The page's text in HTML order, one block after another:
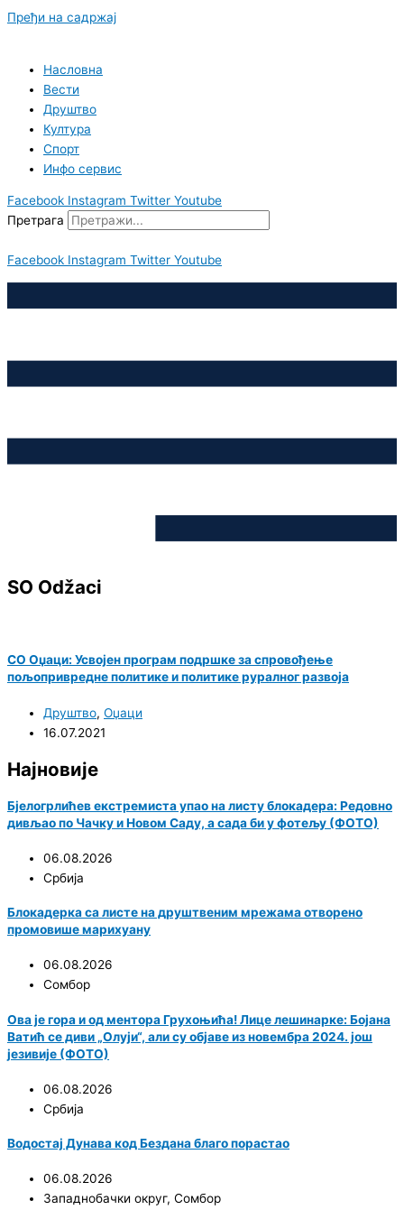
Пређи на садржај
Насловна
Вести
Друштво
Култура
Спорт
Инфо сервис
Facebook Instagram Twitter Youtube
Претрага
Facebook Instagram Twitter Youtube
SO Odžaci
СО Оџаци: Усвојен програм подршке за спровођење
пољопривредне политике и политике руралног развоја
Друштво, Оџаци
16.07.2021
Најновије
Бјелогрлићев екстремиста упао на листу блокадера: Редовно
дивљао по Чачку и Новом Саду, а сада би у фотељу (ФОТО)
06.08.2026
Србија
Блокадерка са листе на друштвеним мрежама отворено
промовише марихуану
06.08.2026
Сомбор
Ова је гора и од ментора Грухоњића! Лице лешинарке: Бојана
Ватић се диви „Олуји“, али су објаве из новембра 2024. још
језивије (ФОТО)
06.08.2026
Србија
Водостај Дунава код Бездана благо порастао
06.08.2026
Западнобачки округ, Сомбор